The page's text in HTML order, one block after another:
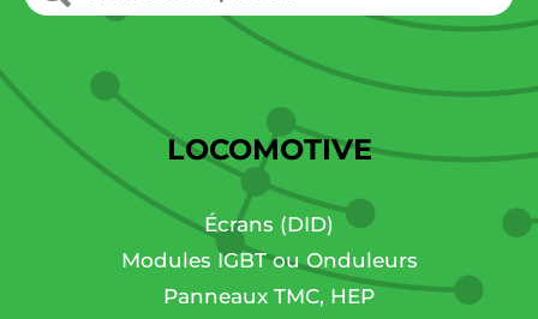
LOCOMOTIVE
Écrans (DID)
Modules IGBT ou Onduleurs
Panneaux TMC, HEP